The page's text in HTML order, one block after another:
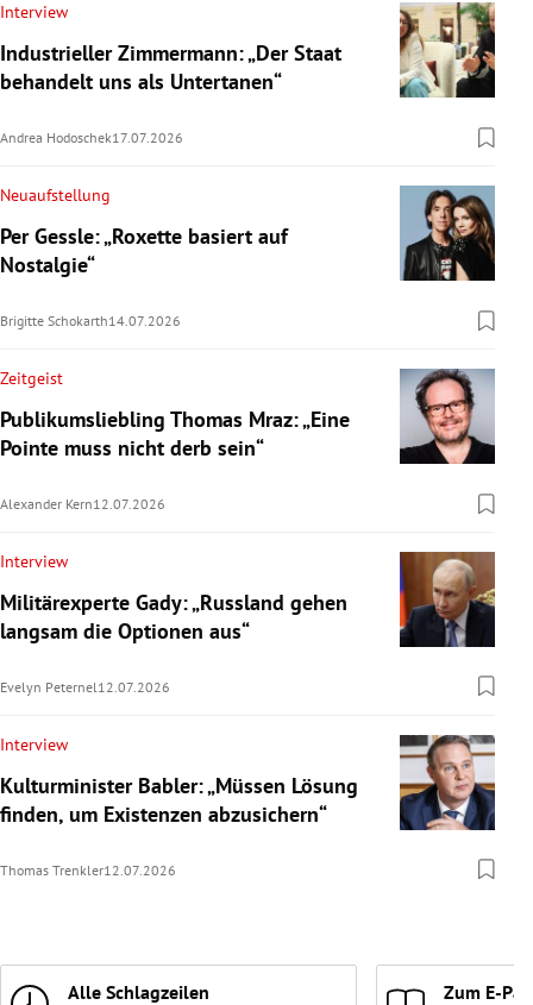
Interview
Industrieller Zimmermann: „Der Staat
behandelt uns als Untertanen“
Andrea Hodoschek17.07.2026
Neuaufstellung
Per Gessle: „Roxette basiert auf
Nostalgie“
Brigitte Schokarth14.07.2026
Zeitgeist
Publikumsliebling Thomas Mraz: „Eine
Pointe muss nicht derb sein“
Alexander Kern12.07.2026
Interview
Militärexperte Gady: „Russland gehen
langsam die Optionen aus“
Evelyn Peternel 12.07.2026
Interview
Kulturminister Babler: „Müssen Lösung
finden, um Existenzen abzusichern“
Thomas Trenkler12.07.2026
Alle Schlagzeilen Zum E-